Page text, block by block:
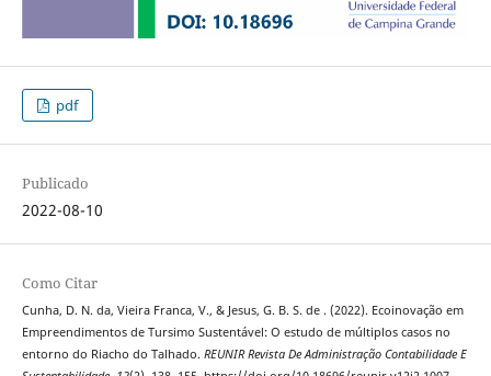
pdf
Publicado
2022-08-10
Como Citar
Cunha, D. N. da, Vieira Franca, V., & Jesus, G. B. S. de . (2022). Ecoinovação em
Empreendimentos de Tursimo Sustentável: O estudo de múltiplos casos no
entorno do Riacho do Talhado. REUNIR Revista De Administração Contabilidade E